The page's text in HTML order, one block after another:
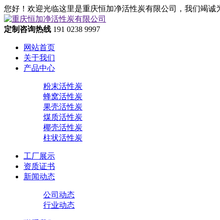
您好！欢迎光临这里是重庆恒加净活性炭有限公司，我们竭诚
定制咨询热线 191 0238 9997
网站首页
关于我们
产品中心
粉末活性炭
蜂窝活性炭
果壳活性炭
煤质活性炭
椰壳活性炭
柱状活性炭
工厂展示
资质证书
新闻动态
公司动态
行业动态